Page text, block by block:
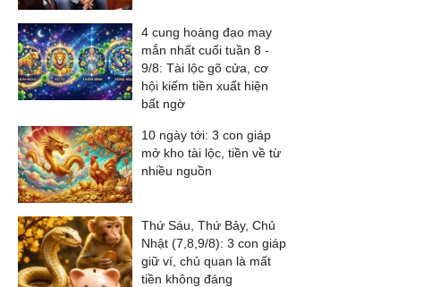
4 cung hoàng đạo may
mắn nhất cuối tuần 8 -
9/8: Tài lộc gõ cửa, cơ
hội kiếm tiền xuất hiện
bất ngờ
10 ngày tới: 3 con giáp
mở kho tài lộc, tiền về từ
nhiều nguồn
Thứ Sáu, Thứ Bảy, Chủ
Nhật (7,8,9/8): 3 con giáp
giữ ví, chủ quan là mất
tiền không đáng